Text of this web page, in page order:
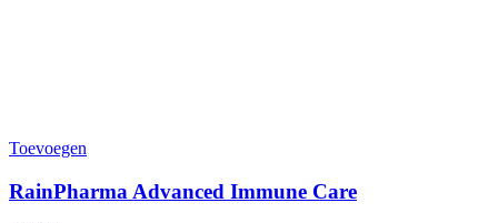
Toevoegen
RainPharma Advanced Immune Care